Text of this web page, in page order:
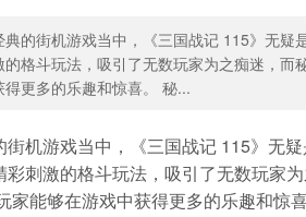
典的街机游戏当中，《三国战记 115》无疑
格斗玩法，吸引了无数玩家为之痴迷，
更多的乐趣和惊喜。 秘...
街机游戏当中，《三国战记 115》无
彩刺激的格斗玩法，吸引了无数玩家
家能够在游戏中获得更多的乐趣和惊喜